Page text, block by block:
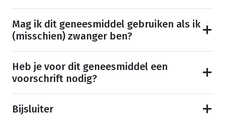
Mag ik dit geneesmiddel gebruiken als ik
(misschien) zwanger ben?
Heb je voor dit geneesmiddel een
voorschrift nodig?
Bijsluiter